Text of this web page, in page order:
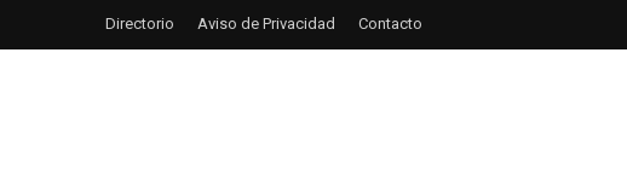
Directorio Aviso de Privacidad Contacto